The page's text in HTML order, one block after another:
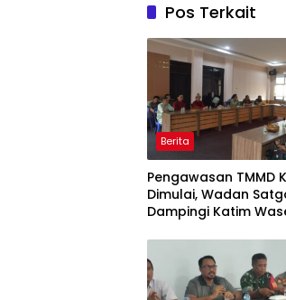
Pos Terkait
Berita
Pengawasan TMMD
Dimulai, Wadan
Dampingi Katim